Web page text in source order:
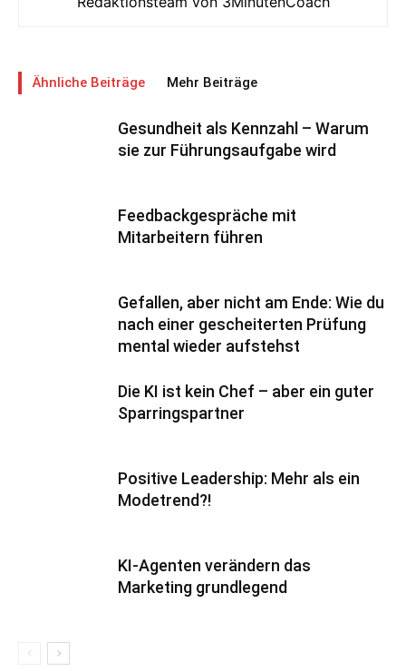
Ähnliche Beiträge Mehr Beiträge
Gesundheit als Kennzahl – Warum
sie zur Führungsaufgabe wird
Feedbackgespräche mit
Mitarbeitern führen
Gefallen, aber nicht am Ende: Wie du
nach einer gescheiterten Prüfung
mental wieder aufstehst
Die KI ist kein Chef – aber ein guter
Sparringspartner
Positive Leadership: Mehr als ein
Modetrend?!
KI-Agenten verändern das
Marketing grundlegend